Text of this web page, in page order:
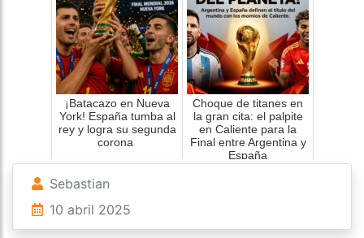
¡Batacazo en Nueva
York! España tumba al
rey y logra su segunda
corona
Choque de titanes en
la gran cita: el palpite
en Caliente para la
Final entre Argentina y
España
Sebastian
10 abril 2025